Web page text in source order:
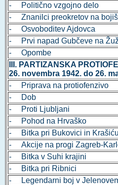
- Politično vzgojno delo
- Znanilci preokretov na
- Osvoboditev Ajdovca
- Prvi napad Gubčeve na
- Opombe
III. PARTIZANSKA
26. novembra 1942. do 26.
- Priprava na protiofenzivo
- Dob
- Proti Ljubljani
- Pohod na Hrvaško
- Bitka pri Bukovici in Krašiću
- Akcije na progi Zagreb-
- Bitka v Suhi krajini
- Bitka pri Ribnici
- Legendarni boj v